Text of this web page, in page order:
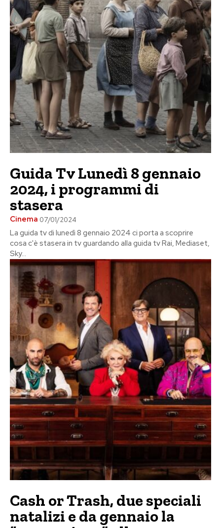
Guida Tv Lunedì 8 gennaio
2024, i programmi di
stasera
Cinema 07/01/2024
La guida tv di lunedì 8 gennaio 2024 ci porta a scoprire
cosa c'è stasera in tv guardando alla guida tv Rai, Mediaset,
Sky...
Cash or Trash, due speciali
natalizi e da gennaio la